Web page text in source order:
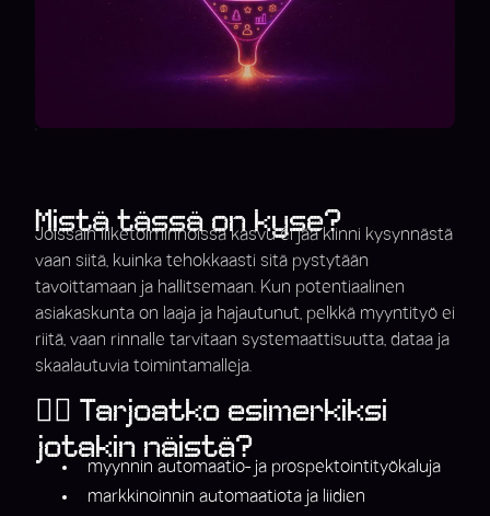
Mistä tässä on kyse?
Joissain liiketoiminnoissa kasvu ei jää kiinni kysynnästä
vaan siitä, kuinka tehokkaasti sitä pystytään
tavoittamaan ja hallitsemaan. Kun potentiaalinen
asiakaskunta on laaja ja hajautunut, pelkkä myyntityö ei
riitä, vaan rinnalle tarvitaan systemaattisuutta, dataa ja
skaalautuvia toimintamalleja.
👉🏼 Tarjoatko esimerkiksi
jotakin näistä?
myynnin automaatio- ja prospektointityökaluja
markkinoinnin automaatiota ja liidien